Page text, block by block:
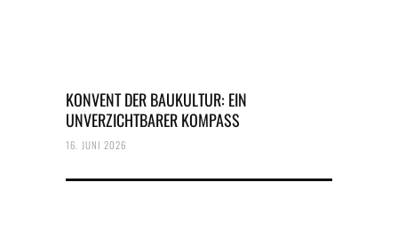
KONVENT DER BAUKULTUR: EIN
UNVERZICHTBARER KOMPASS
16. JUNI 2026